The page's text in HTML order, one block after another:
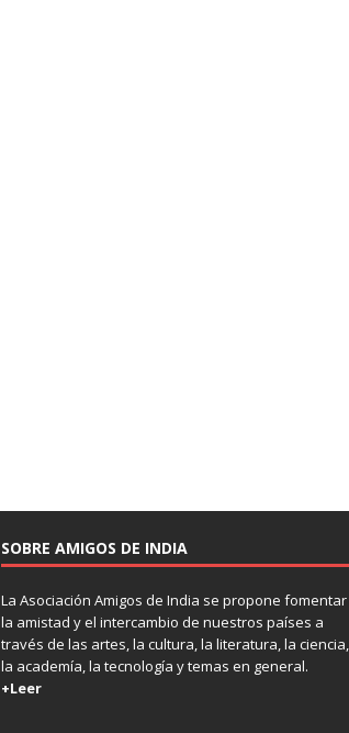
SOBRE AMIGOS DE INDIA
La Asociación Amigos de India se propone fomentar
la amistad y el intercambio de nuestros países a
través de las artes, la cultura, la literatura, la ciencia,
la academía, la tecnología y temas en general.
+Leer